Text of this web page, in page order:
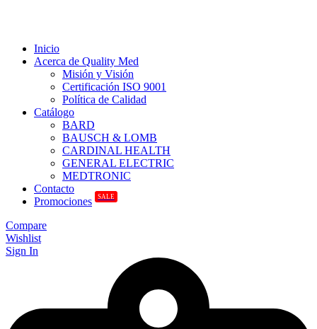
Inicio
Acerca de Quality Med
Misión y Visión
Certificación ISO 9001
Política de Calidad
Catálogo
BARD
BAUSCH & LOMB
CARDINAL HEALTH
GENERAL ELECTRIC
MEDTRONIC
Contacto
Promociones
SALE
Compare
Wishlist
Sign In